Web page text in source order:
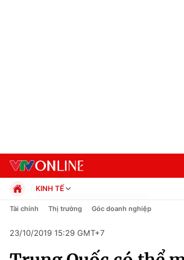
Chuyên mục
KINH TẾ
Chính trị
Pháp luật
Kinh tế
Tài chính Thị trường Góc doanh nghiệp
23/10/2019 15:29 GMT+7